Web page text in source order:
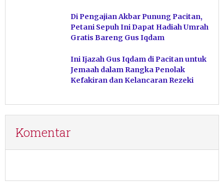
Di Pengajian Akbar Punung Pacitan,
Petani Sepuh Ini Dapat Hadiah Umrah
Gratis Bareng Gus Iqdam
Ini Ijazah Gus Iqdam di Pacitan untuk
Jemaah dalam Rangka Penolak
Kefakiran dan Kelancaran Rezeki
Komentar